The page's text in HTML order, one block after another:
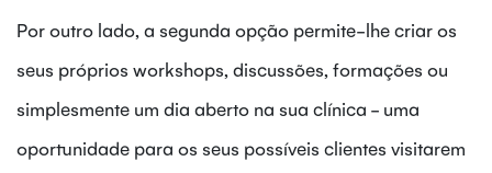
Por outro lado, a segunda opção permite-lhe criar os
seus próprios workshops, discussões, formações ou
simplesmente um dia aberto na sua clínica - uma
oportunidade para os seus possíveis clientes visitarem